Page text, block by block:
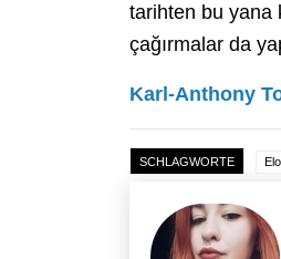
tarihten bu yana
çağırmalar da
Karl-Anthony
SCHLAGWORTE